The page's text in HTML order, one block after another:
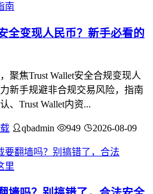
全变现人民币？新手必看的
聚焦Trust Wallet安全合规变现人
新手规避非合规交易风险，指南
、Trust Wallet内资...
qbadmin 949 2026-08-09